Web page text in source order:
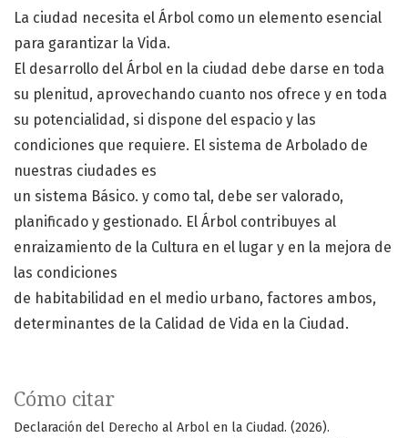
Cómo citar
Declaración del Derecho al Arbol en la Ciudad. (2026).
La ciudad necesita el Árbol como un elemento esencial
para garantizar la Vida.
El desarrollo del Árbol en la ciudad debe darse en toda
su plenitud, aprovechando cuanto nos ofrece y en toda
su potencialidad, si dispone del espacio y las
condiciones que requiere. El sistema de Arbolado de
nuestras ciudades es
un sistema Básico. y como tal, debe ser valorado,
planificado y gestionado. El Árbol contribuyes al
enraizamiento de la Cultura en el lugar y en la mejora de
las condiciones
de habitabilidad en el medio urbano, factores ambos,
determinantes de la Calidad de Vida en la Ciudad.